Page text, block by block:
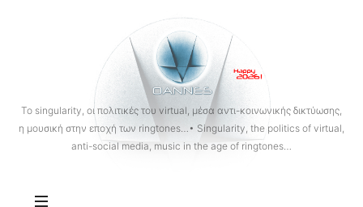
OANNES
To singularity, οι πολιτικές του virtual, μέσα αντι-κοινωνικής δικτύωσης,
η μουσική στην εποχή των ringtones…• Singularity, the politics of virtual,
anti-social media, music in the age of ringtones…